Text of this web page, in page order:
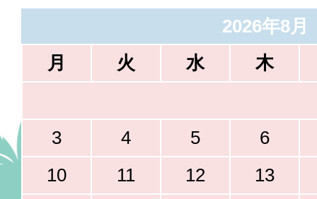
2026年8月
月
火 水 木
3 4 5
6
10
11 12
13